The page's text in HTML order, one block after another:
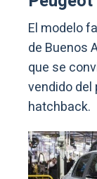
El modelo
de Buenos
que se
vendido
hatchback.